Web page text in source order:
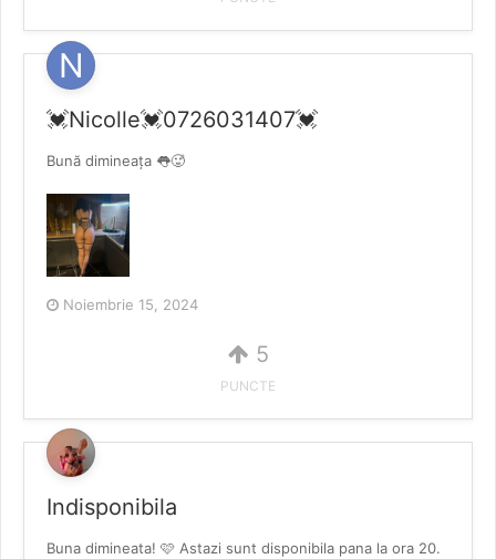
💓Nicolle💓0726031407💓
Bună dimineața 👅🥵
Noiembrie 15, 2024
5
PUNCTE
Indisponibila
Buna dimineata! 🩷 Astazi sunt disponibila pana la ora 20.